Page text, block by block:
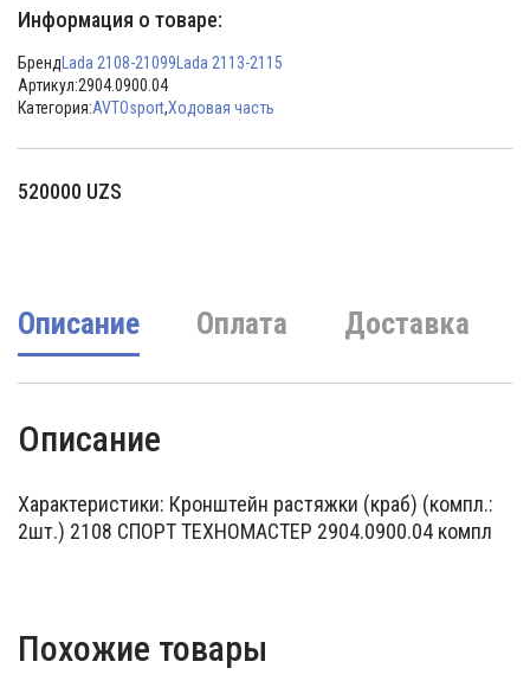
Информация о товаре:
Бренд Lada 2108-21099 Lada 2113-2115
Артикул:2904.0900.04
Категория:AVTOsport,Ходовая часть
520000 UZS
Описание Оплата Доставка
Описание
Характеристики: Кронштейн растяжки (краб) (компл.:
2шт.) 2108 СПОРТ ТЕХНОМАСТЕР 2904.0900.04 компл
Похожие товары